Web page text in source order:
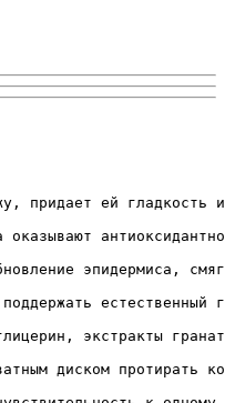
придает ей
оказывают
эпидермиса,
экстракты
диском протирать